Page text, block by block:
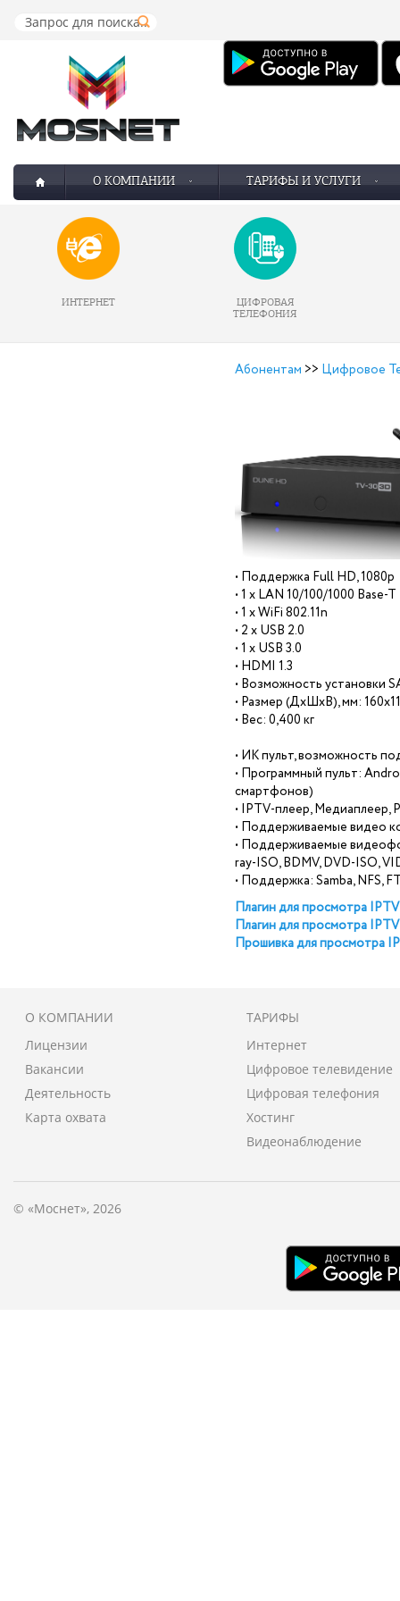
О КОМПАНИИ ТАРИФЫ И УСЛУГИ
ИНТЕРНЕТ
ЦИФРОВАЯ
ТЕЛЕФОНИЯ
Абонентам >> Цифровое
• Поддержка Full HD, 1080p
• 1 x LAN 10/100/1000 Base-T
• 1 x WiFi 802.11n
• 2 x USB 2.0
• 1 x USB 3.0
• HDMI 1.3
• Возможность установки
• Размер (ДхШxB), мм:
• Вес: 0,400 кг
• ИК пульт, возможность
• Программный пульт:
смартфонов)
• IPTV-плеер, Медиаплеер,
• Поддерживаемые видео
• Поддерживаемые
ray-ISO, BDMV, DVD-ISO,
• Поддержка: Samba, NFS,
Плагин для просмотра
Плагин для просмотра
Прошивка для просмотра
О КОМПАНИИ
Лицензии
Вакансии
Деятельность
Карта охвата
ТАРИФЫ
Интернет
Цифровое телевидение
Цифровая телефония
Хостинг
Видеонаблюдение
© «Моснет», 2026